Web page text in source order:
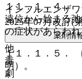
１１．１．４．
遠位から始まる
の症状があらわ
１１．１．５．
明）。
インフルエンザ
2025年07月改訂(
薬剤情
他
毒
劇